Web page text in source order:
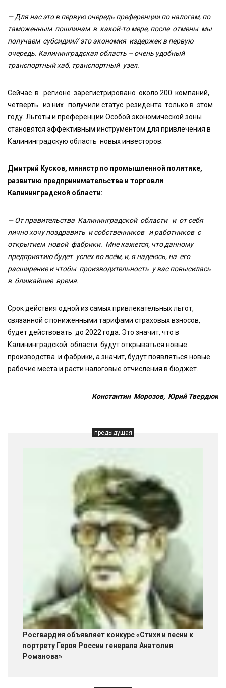
— Для нас это в первую очередь преференции по налогам, по
таможенным пошлинам в какой-то мере, после отмены мы
получаем субсидии// это экономия издержек в первую
очередь. Калининградская область – очень удобный
транспортный хаб, транспортный узел.
Сейчас в регионе зарегистрировано около 200 компаний,
четверть из них получили статус резидента только в этом
году. Льготы и преференции Особой экономической зоны
становятся эффективным инструментом для привлечения в
Калининградскую область новых инвесторов.
Дмитрий Кусков, министр по промышленной политике,
развитию предпринимательства и торговли
Калининградской области:
— От правительства Калининградской области и от себя
лично хочу поздравить и собственников и работников с
открытием новой фабрики. Мне кажется, что данному
предприятию будет успех во всём, и, я надеюсь, на его
расширение и чтобы производительность у вас повысилась
в ближайшее время.
Срок действия одной из самых привлекательных льгот,
связанной с пониженными тарифами страховых взносов,
будет действовать до 2022 года. Это значит, что в
Калининградской области будут открываться новые
производства и фабрики, а значит, будут появляться новые
рабочие места и расти налоговые отчисления в бюджет.
Константин Морозов, Юрий Твердюк
предыдущая
Росгвардия объявляет конкурс «Стихи и песни к
портрету Героя России генерала Анатолия
Романова»